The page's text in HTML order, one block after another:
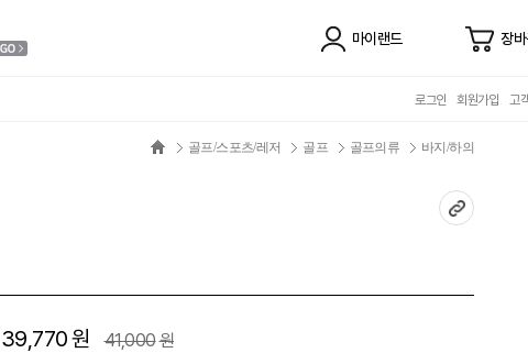
마이랜드 장
로그인 회원가입 고
골프/스포츠/레저 골프 골프의류 바지/하의
39,770원 41,000원